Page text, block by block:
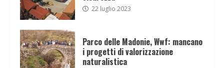
22 luglio 2023
Parco delle Madonie, Wwf: mancano
i progetti di valorizzazione
naturalistica